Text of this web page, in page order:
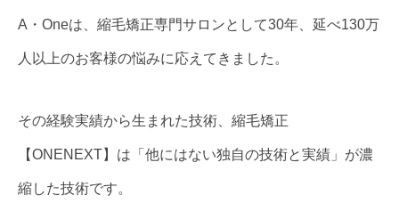
A・Oneは、縮毛矯正専門サロンとして30年、延べ130万
人以上のお客様の悩みに応えてきました。
その経験実績から生まれた技術、縮毛矯正
【ONENEXT】は「他にはない独自の技術と実績」が濃
縮した技術です。